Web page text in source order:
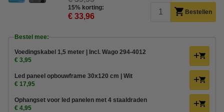
15% korting:
€ 33,96 Bestellen
Bestel mee:
Voedingskabel 1,5 meter | Incl. Wago 294-4012
€ 3,95
Led paneel opbouwframe 30x120 cm | Wit
€ 17,95
Ophangset voor led panelen met 4 staaldraden
€ 4,95